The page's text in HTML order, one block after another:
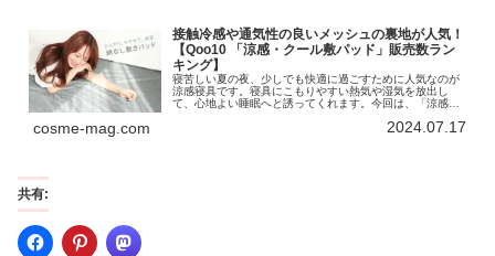
接触冷感や通気性の良いメッシュの裏地が人気！
【Qoo10 「涼感・クール敷パッド」販売数ラン
キング】
寝苦しい夏の夜、少しでも快適に過ごすために人気なのが
涼感寝具です。寝具にこもりやすい熱気や湿気を放出し
て、心地よい睡眠へと誘ってくれます。今回は、「涼感・
cosme-mag.com 2024.07.17
共有: